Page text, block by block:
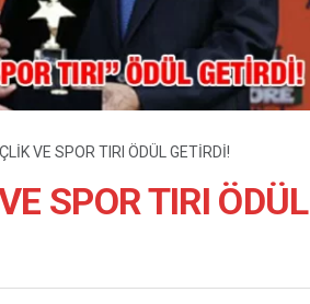
VE SPOR TIRI ÖDÜL GETİRDİ!
SPOR TIRI ÖDÜL